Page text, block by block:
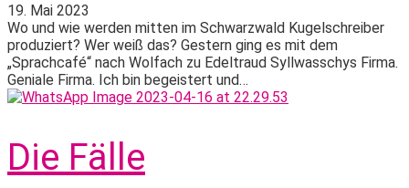
19. Mai 2023
Wo und wie werden mitten im Schwarzwald Kugelschreiber
produziert? Wer weiß das? Gestern ging es mit dem
„Sprachcafé“ nach Wolfach zu Edeltraud Syllwasschys Firma.
Geniale Firma. Ich bin begeistert und…
Die Fälle